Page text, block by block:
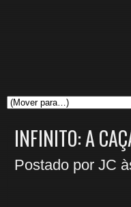
INFINITO: A
Postado por JC